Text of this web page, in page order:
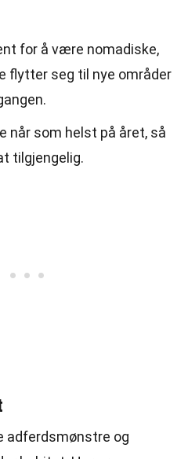
for å være nomadiske,
flytter seg til nye områder
når som helst på året, så
tilgjengelig.
adferdsmønstre og